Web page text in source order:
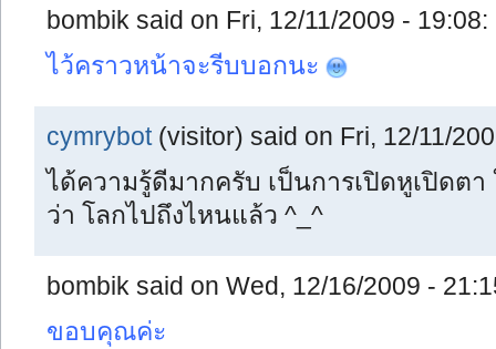
bombik said on Fri, 12/11/2009 - 19:08:
ไว้คราวหน้าจะรีบบอกนะ
cymrybot(visitor) said on Fri, 12/11/
ได้ความรู้ดีมากครับ เป็นการเปิดหูเปิดต
ว่า โลกไปถึงไหนแล้ว ^_^
bombik said on Wed, 12/16/2009 -
ขอบคุณค่ะ